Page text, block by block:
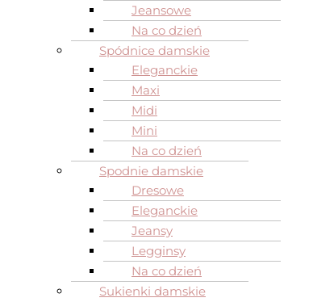
Jeansowe
Na co dzień
Spódnice damskie
Eleganckie
Maxi
Midi
Mini
Na co dzień
Spodnie damskie
Dresowe
Eleganckie
Jeansy
Legginsy
Na co dzień
Sukienki damskie